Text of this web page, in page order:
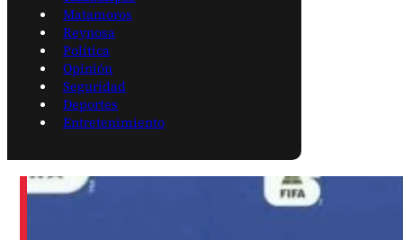
Matamoros
Reynosa
Política
Opinión
Seguridad
Deportes
Entretenimiento